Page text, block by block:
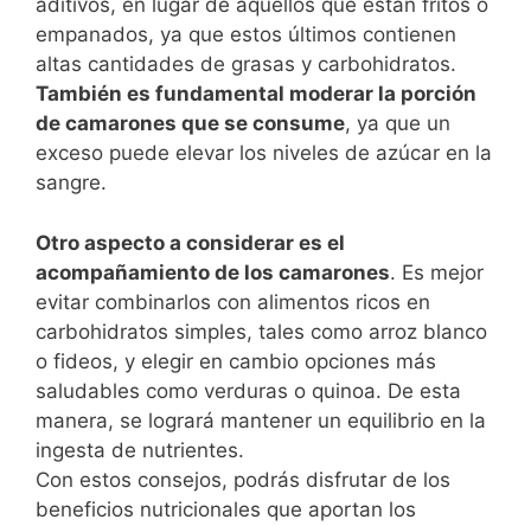
aditivos, en lugar de aquellos que están fritos o
empanados, ya que estos últimos contienen
altas cantidades de grasas y carbohidratos.
También es fundamental moderar la porción
de camarones que se consume, ya que un
exceso puede elevar los niveles de azúcar en la
sangre.
Otro aspecto a considerar es el
acompañamiento de los camarones. Es mejor
evitar combinarlos con alimentos ricos en
carbohidratos simples, tales como arroz blanco
o fideos, y elegir en cambio opciones más
saludables como verduras o quinoa. De esta
manera, se logrará mantener un equilibrio en la
ingesta de nutrientes.
Con estos consejos, podrás disfrutar de los
beneficios nutricionales que aportan los